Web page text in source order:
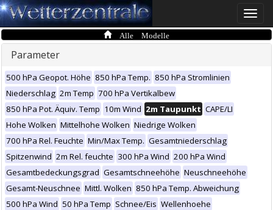
Toggle
Alle Modelle
Parameter
500 hPa Geopot. Höhe 850 hPa Temp. 850 hPa Stromlinien
Niederschlag 2m Temp 700 hPa Vertikalbew
850 hPa Pot. Äquiv. Temp 10m Wind 2m Taupunkt CAPE/LI
Hohe Wolken Mittelhohe Wolken Niedrige Wolken
700 hPa Rel. Feuchte Min/Max Temp. Gesamtniederschlag
Spitzenwind 2m Rel. feuchte 300 hPa Wind 200 hPa Wind
Gesamtbedeckungsgrad Gesamtschneehöhe Neuschneehöhe
Gesamt-Neuschnee Mittl. Wolken 850 hPa Temp. Abweichung
500 hPa Wind 50 hPa Temp Schnee/Eis Wellenhoehe